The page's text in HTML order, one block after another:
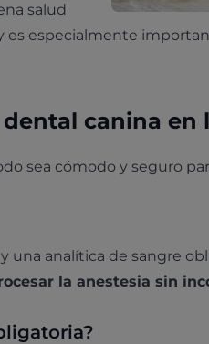
salud
es especialmente
canina en
sea cómodo y seguro
una analítica de sangre
la anestesia sin